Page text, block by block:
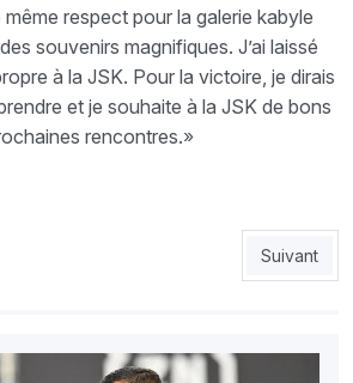
même respect pour la galerie kabyle
souvenirs magnifiques. J’ai laissé
à la JSK. Pour la victoire, je dirais
et je souhaite à la JSK de bons
rencontres.»
0 - CSC 1 : El-Djamîya hors champ
Article
Suivant